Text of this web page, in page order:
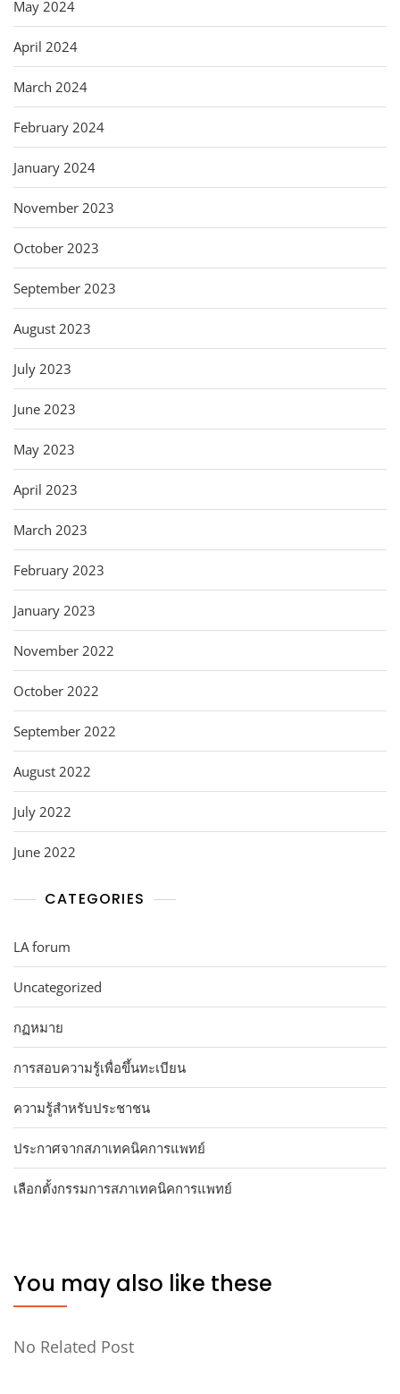
May 2024
April 2024
March 2024
February 2024
January 2024
November 2023
October 2023
September 2023
August 2023
July 2023
June 2023
May 2023
April 2023
March 2023
February 2023
January 2023
November 2022
October 2022
September 2022
August 2022
July 2022
June 2022
CATEGORIES
LA forum
Uncategorized
กฏหมาย
การสอบความรู้เพื่อขึ้นทะเบียน
ความรู้สำหรับประชาชน
ประกาศจากสภาเทคนิคการแพทย์
เลือกตั้งกรรมการสภาเทคนิคการแพทย์
You may also like these
No Related Post